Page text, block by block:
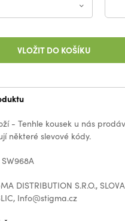
VLOŽIT DO KOŠÍKU
- Tenhle kousek u nás
některé slevové kódy.
DISTRIBUTION S.R.O.,
Info@stigma.cz